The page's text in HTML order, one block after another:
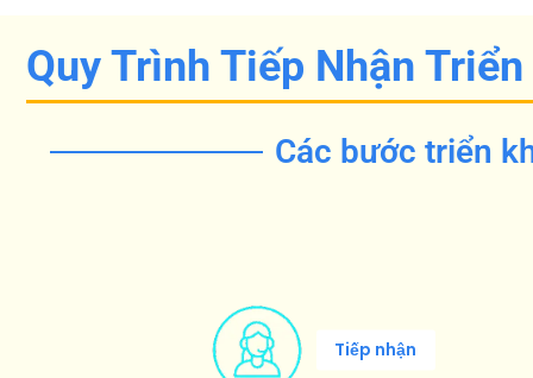
Quy Trình Tiếp Nhận
Các bước triển
Tiếp nhận